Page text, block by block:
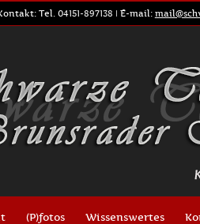
Tel. 04151-897138 | E-mail:
(P)fotos Wissenswertes